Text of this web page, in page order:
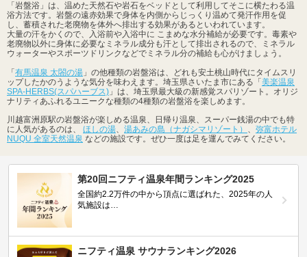
「岩盤浴」は、温めた天然石や岩石をベッドとして利用してそこに横たわる温
浴方法です。岩盤の遠赤効果で身体を内側からじっくり温めて発汗作用を促
し、蓄積された老廃物を体外へ排出する効果があるといわれています。
大量の汗をかくので、入浴前や入浴中に こまめな水分補給が必要です。毒素や
老廃物以外に身体に必要なミネラル成分も汗として排出されるので、ミネラル
ウォーターやスポーツドリンクなどでミネラル分の補給も心がけましょう。
「 有馬温泉 太閤の湯 」の他種類の岩盤浴は、どれも安土桃山時代にタイムスリ
ップしたかのうような気分を味わえます。埼玉県さいたま市にある「 美楽温泉
SPA-HERBS(スパハーブス) 」は、埼玉県最大級の新感覚スパリゾート。オリジ
ナリティあふれるユニークな種類の4種類の岩盤浴を楽しめます。
川越富洲原駅の岩盤浴が楽しめる温泉、日帰り温泉、スーパー銭湯の中でも特
に人気があるのは、 ほしの湯、 湯あみの島（ナガシマリゾート） 、 弥富ホテル
NUQU 全室天然温泉 などの施設です。ぜひ一度は足を運んでみてください。
第20回ニフティ温泉年間ランキング2025
全国約2.2万件の中から頂点に選ばれた、2025年の人
気施設は…
ニフティ温泉 サウナランキング2026